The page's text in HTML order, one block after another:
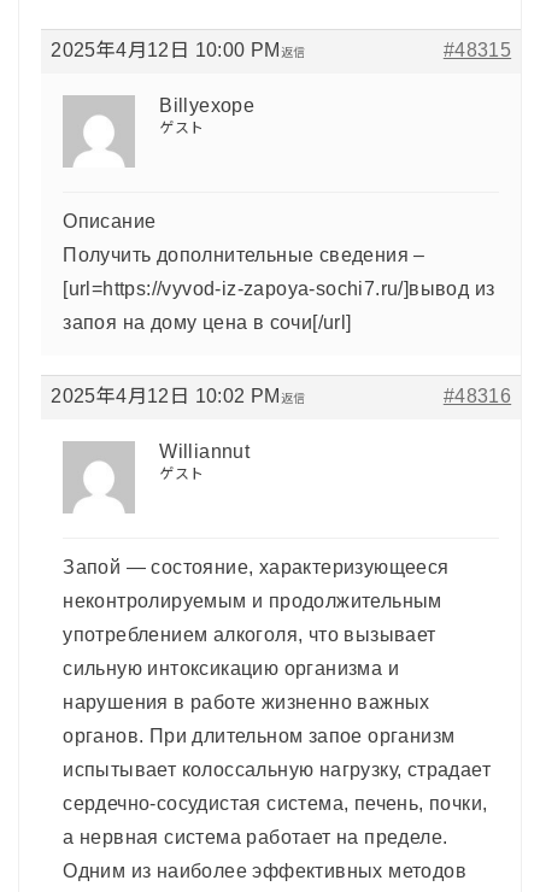
2025年4月12日 10:00 PM #48315
返信
Billyexope
ゲスト
Описание
Получить дополнительные сведения –
[url=https://vyvod-iz-zapoya-sochi7.ru/]вывод из
запоя на дому цена в сочи[/url]
2025年4月12日 10:02 PM #48316
返信
Williannut
ゲスト
Запой — состояние, характеризующееся
неконтролируемым и продолжительным
употреблением алкоголя, что вызывает
сильную интоксикацию организма и
нарушения в работе жизненно важных
органов. При длительном запое организм
испытывает колоссальную нагрузку, страдает
сердечно-сосудистая система, печень, почки,
а нервная система работает на пределе.
Одним из наиболее эффективных методов